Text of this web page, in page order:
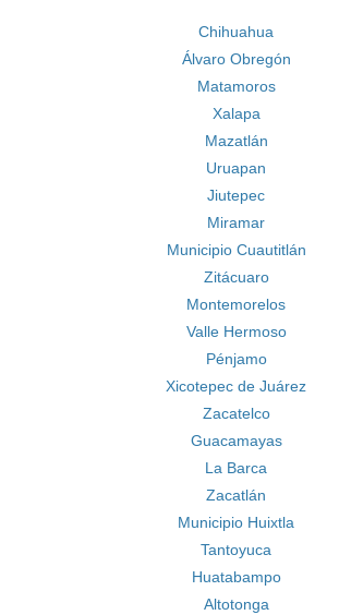
Chihuahua
Álvaro Obregón
Matamoros
Xalapa
Mazatlán
Uruapan
Jiutepec
Miramar
Municipio Cuautitlán
Zitácuaro
Montemorelos
Valle Hermoso
Pénjamo
Xicotepec de Juárez
Zacatelco
Guacamayas
La Barca
Zacatlán
Municipio Huixtla
Tantoyuca
Huatabampo
Altotonga